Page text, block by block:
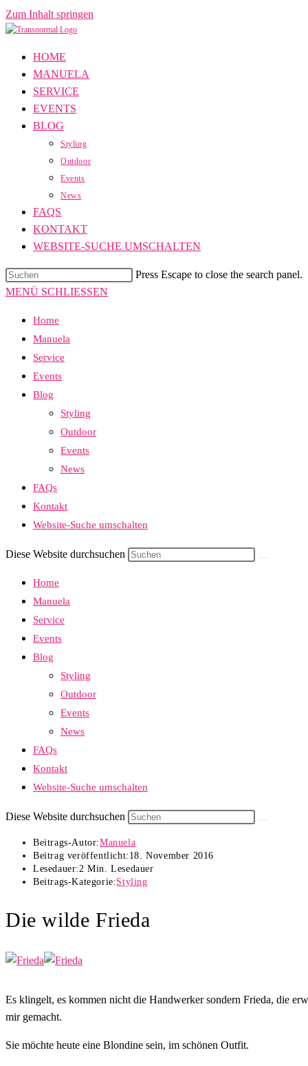
Zum Inhalt springen
HOME
MANUELA
SERVICE
EVENTS
BLOG
Styling
Outdoor
Events
News
FAQS
KONTAKT
WEBSITE-SUCHE UMSCHALTEN
Press Escape to close the search panel.
MENÜ SCHLIESSEN
Home
Manuela
Service
Events
Blog
Styling
Outdoor
Events
News
FAQs
Kontakt
Website-Suche umschalten
Diese Website durchsuchen
Home
Manuela
Service
Events
Blog
Styling
Outdoor
Events
News
FAQs
Kontakt
Website-Suche umschalten
Diese Website durchsuchen
Beitrags-Autor:Manuela
Beitrag veröffentlicht: 18. November 2016
Lesedauer:2 Min. Lesedauer
Beitrags-Kategorie:Styling
Die wilde Frieda
Es klingelt, es kommen nicht die Handwerker sondern Frieda, die
mir gemacht.
Sie möchte heute eine Blondine sein, im schönen Outfit.